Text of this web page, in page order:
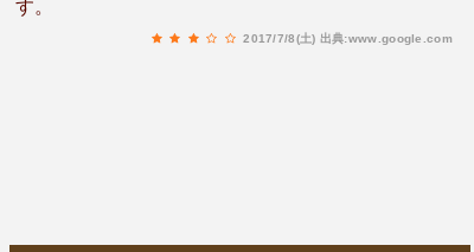
す。
2017/7/8(土) 出典:www.google.com